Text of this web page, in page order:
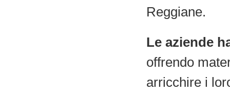
Reggiane.
Le aziende
offrendo
arricchire i